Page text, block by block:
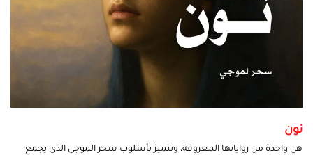
نون
هي واحدة من رواياتها المعروفة، وتتميز بأسلوب سحر الموجي الذي يجمع